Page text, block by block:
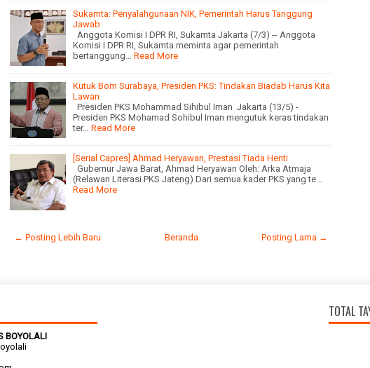
Sukamta: Penyalahgunaan NIK, Pemerintah Harus Tanggung
Jawab
Anggota Komisi I DPR RI, Sukamta Jakarta (7/3) -- Anggota
Komisi I DPR RI, Sukamta meminta agar pemerintah
bertanggung…
Read More
Kutuk Bom Surabaya, Presiden PKS: Tindakan Biadab Harus Kita
Lawan
Presiden PKS Mohammad Sihibul Iman Jakarta (13/5) -
Presiden PKS Mohamad Sohibul Iman mengutuk keras tindakan
ter…
Read More
[Serial Capres] Ahmad Heryawan, Prestasi Tiada Henti
Gubernur Jawa Barat, Ahmad Heryawan Oleh: Arka Atmaja
(Relawan Literasi PKS Jateng) Dari semua kader PKS yang te…
Read More
← Posting Lebih Baru Posting Lama →
Beranda
BOYOLALI
TOTAL